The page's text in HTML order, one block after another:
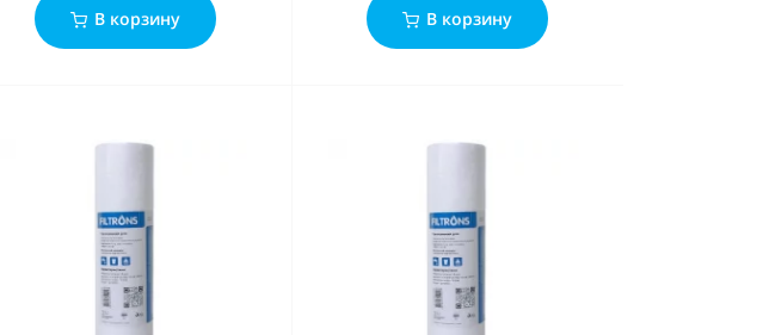
В корзину В корзину